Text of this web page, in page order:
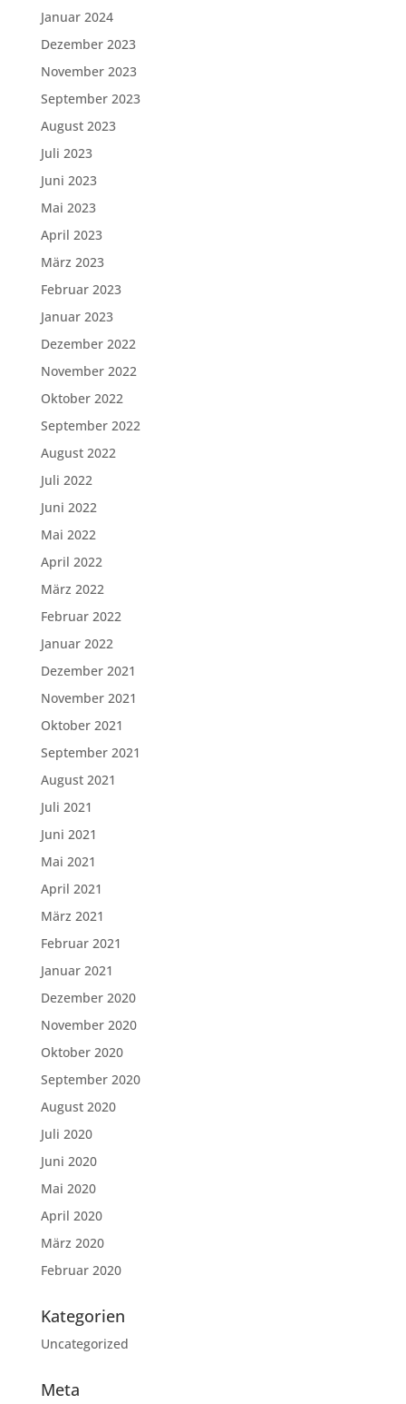
Januar 2024
Dezember 2023
November 2023
September 2023
August 2023
Juli 2023
Juni 2023
Mai 2023
April 2023
März 2023
Februar 2023
Januar 2023
Dezember 2022
November 2022
Oktober 2022
September 2022
August 2022
Juli 2022
Juni 2022
Mai 2022
April 2022
März 2022
Februar 2022
Januar 2022
Dezember 2021
November 2021
Oktober 2021
September 2021
August 2021
Juli 2021
Juni 2021
Mai 2021
April 2021
März 2021
Februar 2021
Januar 2021
Dezember 2020
November 2020
Oktober 2020
September 2020
August 2020
Juli 2020
Juni 2020
Mai 2020
April 2020
März 2020
Februar 2020
Kategorien
Uncategorized
Meta